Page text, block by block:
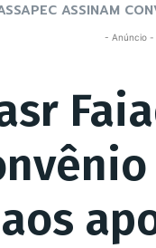
ASSINAM
- Anúncio -